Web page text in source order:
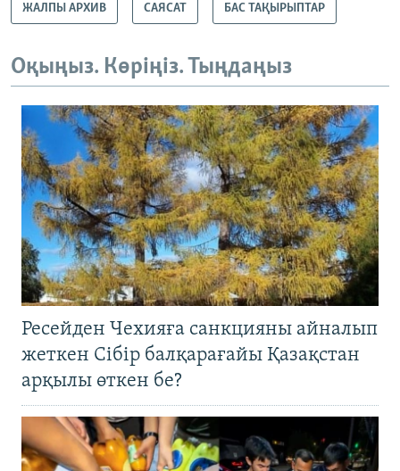
ЖАЛПЫ АРХИВ САЯСАТ БАС ТАҚЫРЫПТАР
Оқыңыз. Көріңіз. Тыңдаңыз
Ресейден Чехияға санкцияны айналып
жеткен Сібір балқарағайы Қазақстан
арқылы өткен бе?